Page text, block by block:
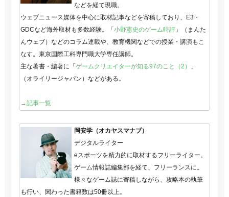
などを経て現職。
ウェブニュース媒体を中心に取材記事などを寄稿しており、E3・
GDCなど海外取材も多数経験。「小野憲史のゲーム時評」（まんた
んウェブ）などのコラム連載や、教育機関などでの授業・講演もこ
なす。東京国際工科専門職大学専任講師。
主な著書・編著に「ゲームクリエイターが知る97のこと（2）
」
（オライリージャパン）などがある。
→記事一覧
岡安学（オカヤスマナブ）
デジタルライター
eスポーツを精力的に取材するフリーライター。
ゲーム情報誌編集部を経て、フリーランスに。
様々なゲーム誌に寄稿しながら、攻略本の執筆
も行い、関わった書籍数は50冊以上。